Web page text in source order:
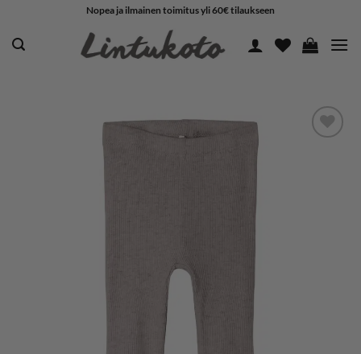
content
Nopea ja ilmainen toimitus yli 60€ tilaukseen